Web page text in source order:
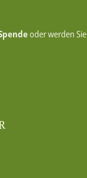
oder werden Sie